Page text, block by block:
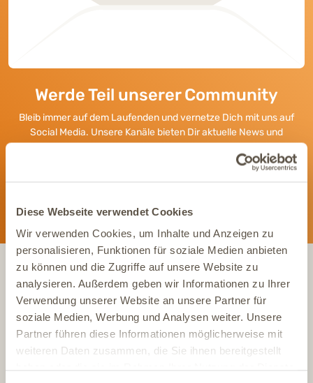
Diese Webseite verwendet Cookies
Wir verwenden Cookies, um Inhalte und Anzeigen zu
personalisieren, Funktionen für soziale Medien anbieten
zu können und die Zugriffe auf unsere Website zu
analysieren. Außerdem geben wir Informationen zu Ihrer
Verwendung unserer Website an unsere Partner für
soziale Medien, Werbung und Analysen weiter. Unsere
Partner führen diese Informationen möglicherweise mit
weiteren Daten zusammen, die Sie ihnen bereitgestellt
Werde Teil unserer Community
Bleib immer auf dem Laufenden und vernetze Dich mit uns auf
Social Media. Unsere Kanäle bieten Dir aktuelle News und
exklusive Einblicke.
KONTAKT
Tel.:+49 (0)6504 7433510
Aus dem deutschen Festnetz, Mo-Fr, 7-17 Uhr